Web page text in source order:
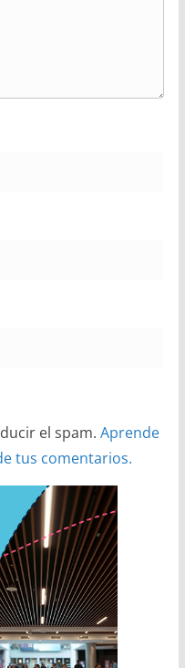
el spam. Aprende
tus comentarios.